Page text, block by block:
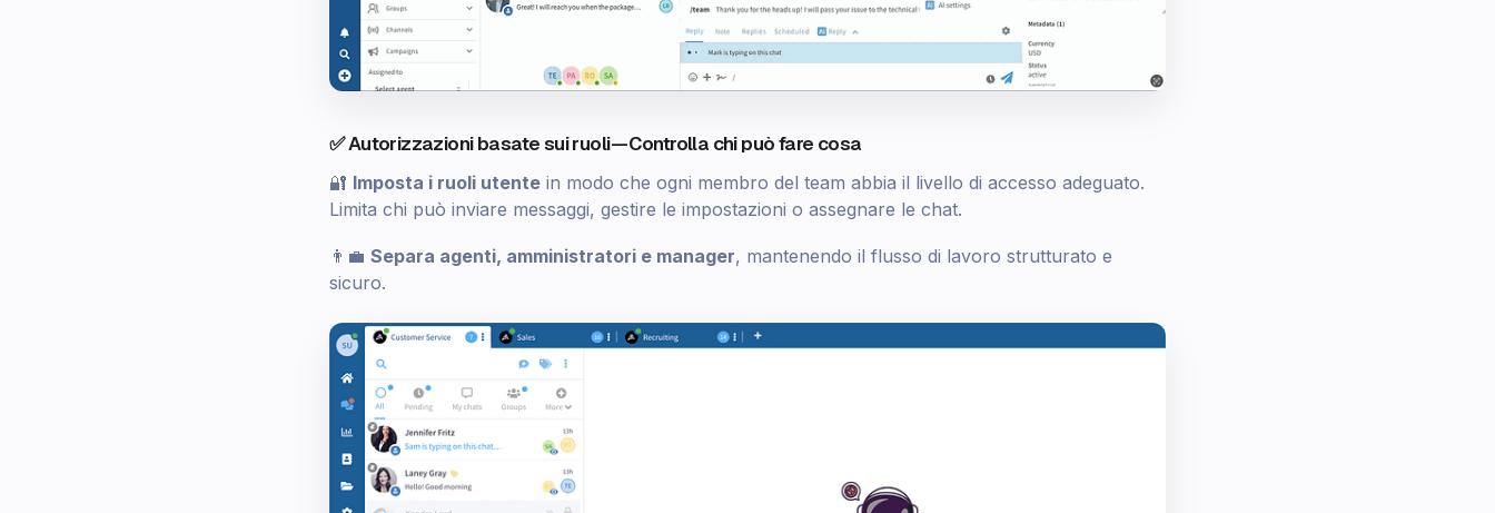
✅ Autorizzazioni basate sui ruoli — Controlla chi può fare cosa
🔐 Imposta i ruoli utente in modo che ogni membro del team abbia il livello di accesso adeguato.
Limita chi può inviare messaggi, gestire le impostazioni o assegnare le chat.
👨‍💼 Separa agenti, amministratori e manager, mantenendo il flusso di lavoro strutturato e
sicuro.